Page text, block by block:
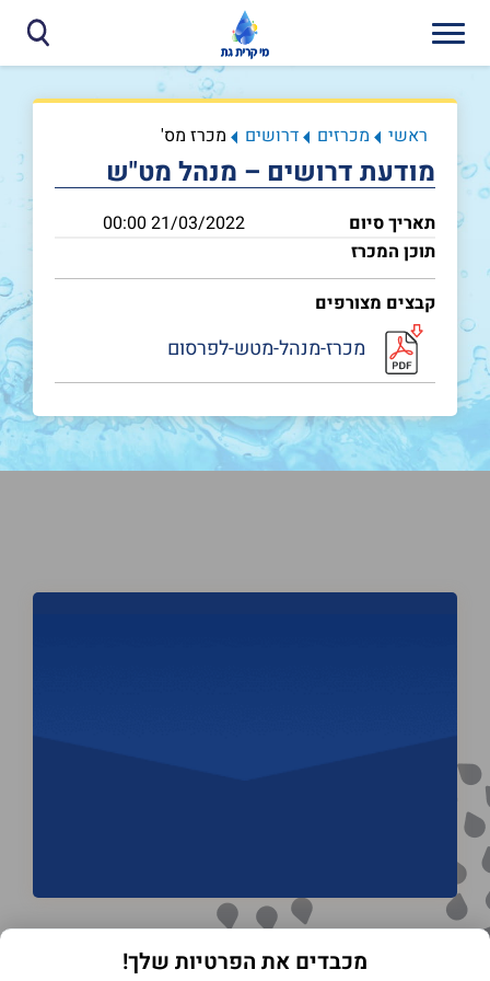
ראשי מכרזים דרושים מכרז מס'
מודעת דרושים – מנהל מט"ש
תאריך סיום
21/03/2022 00:00
תוכן המכרז
קבצים מצורפים
מכרז-מנהל-מטש-לפרסום
מכבדים את הפרטיות שלך!